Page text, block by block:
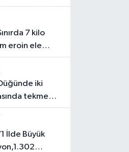
eroin ele
tekme
5 yaralı